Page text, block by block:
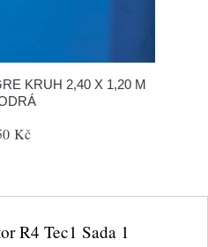
KRUH 2,40 X 1,20 M
Kč
R4 Tec1 Sada 1